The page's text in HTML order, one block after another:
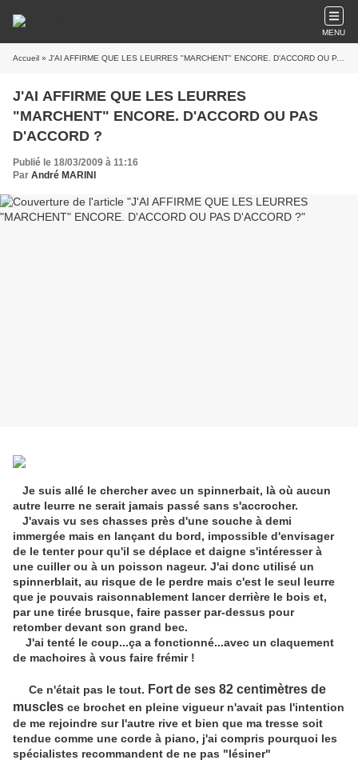
MENU
Accueil » J'AI AFFIRME QUE LES LEURRES "MARCHENT" ENCORE. D'ACCORD OU PAS D'ACCORD ?
J'AI AFFIRME QUE LES LEURRES
"MARCHENT" ENCORE. D'ACCORD OU PAS
D'ACCORD ?
Publié le 18/03/2009 à 11:16
Par André MARINI
Je suis allé le chercher avec un spinnerbait, là où aucun
autre leurre ne serait jamais passé sans s'accrocher.
J'avais vu ses chasses près d'une souche à demi
immergée mais en lançant du bord, impossible d'envisager
de le tenter pour qu'il se déplace et daigne s'intéresser à
une cuiller ou à un poisson nageur. J'ai donc utilisé un
spinnerblait, au risque de le perdre mais c'est le seul leurre
que je pouvais raisonnablement lancer derrière le bois et,
par une tirée brusque, faire passer par-dessus pour
retomber devant son grand bec.
J'ai tenté le coup...ça a fonctionné...avec un claquement
de machoires à vous faire frémir !
Ce n'était pas le tout. Fort de ses 82 centimètres de
muscles ce brochet en pleine vigueur n'avait pas l'intention
de me rejoindre sur l'autre rive et bien que ma tresse soit
tendue comme une corde à piano, j'ai compris pourquoi les
spécialistes recommandent de ne pas "lésiner"